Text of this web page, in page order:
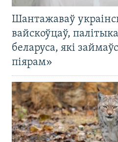
Шантажаваў
вайскоўцаў,
беларуса, які
піярам»